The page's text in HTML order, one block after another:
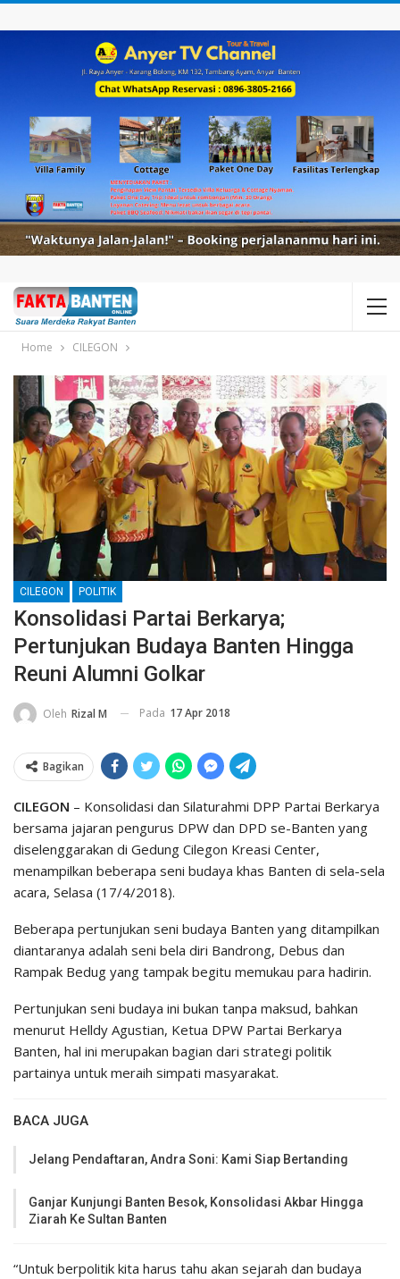
Home CILEGON
CILEGON POLITIK
Konsolidasi Partai Berkarya;
Pertunjukan Budaya Banten Hingga
Reuni Alumni Golkar
Oleh Rizal M Pada 17 Apr 2018
Bagikan
CILEGON – Konsolidasi dan Silaturahmi DPP Partai Berkarya
bersama jajaran pengurus DPW dan DPD se-Banten yang
diselenggarakan di Gedung Cilegon Kreasi Center,
menampilkan beberapa seni budaya khas Banten di sela-sela
acara, Selasa (17/4/2018).
Beberapa pertunjukan seni budaya Banten yang ditampilkan
diantaranya adalah seni bela diri Bandrong, Debus dan
Rampak Bedug yang tampak begitu memukau para hadirin.
Pertunjukan seni budaya ini bukan tanpa maksud, bahkan
menurut Helldy Agustian, Ketua DPW Partai Berkarya
Banten, hal ini merupakan bagian dari strategi politik
partainya untuk meraih simpati masyarakat.
BACA JUGA
Jelang Pendaftaran, Andra Soni: Kami Siap Bertanding
Ganjar Kunjungi Banten Besok, Konsolidasi Akbar Hingga
Ziarah Ke Sultan Banten
“Untuk berpolitik kita harus tahu akan sejarah dan budaya